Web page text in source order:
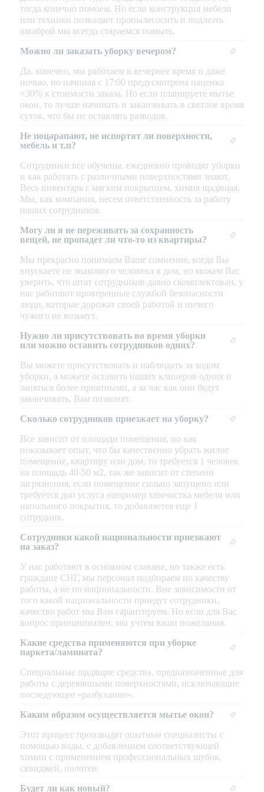
тогда конечно помоем. Но если конструкция мебели
или техники позволяет пропылесосить и подлезть
шваброй мы всегда стараемся помыть.
Можно ли заказать уборку вечером?
Да, конечно, мы работаем в вечернее время и даже
ночью, но начиная с 17:00 предусмотрена наценка
+30% к стоимости заказа. Но если планируете мытье
окон, то лучше начинать и заканчивать в светлое время
суток, что бы не оставлять разводов.
Не поцарапают, не испортят ли поверхности,
мебель и т.п?
Сотрудники все обучены, ежедневно проводят уборки
и как работать с различными поверхностями знают.
Весь инвентарь с мягким покрытием, химия щадящая.
Мы, как компания, несем ответственность за работу
наших сотрудников.
Могу ли я не переживать за сохранность
вещей, не пропадет ли что-то из квартиры?
Мы прекрасно понимаем Ваше сомнение, когда Вы
впускаете не знакомого человека в дом, но можем Вас
уверить, что штат сотрудников давно скомплектован, у
нас работают проверенные службой безопасности
люди, которые дорожат своей работой и ничего
чужого не возьмут.
Нужно ли присутствовать во время уборки
или можно оставить сотрудников одних?
Вы можете присутствовать и наблюдать за ходом
уборки, а можете оставить наших клинеров одних и
заняться более приятными, а за час как они будут
заканчивать, Вам позвонят.
Сколько сотрудников приезжает на уборку?
Все зависит от площади помещения, но как
показывает опыт, что бы качественно убрать жилое
помещение, квартиру или дом, то требуется 1 человек
на площадь 40-50 м2, так же зависит от степени
загрязнения, если помещение сильно запущено или
требуется доп услуга например химчистка мебели или
напольного покрытия, то добавляется еще 1
сотрудник.
Сотрудники какой национальности приезжают
на заказ?
У нас работают в основном славяне, но также есть
граждане СНГ, мы персонал подбираем по качеству
работы, а не по национальности. Вне зависимости от
того какой национальности приедут сотрудники,
качество работ мы Вам гарантируем. Но если для Вас
вопрос принципиален, мы учтем ваши пожелания.
Какие средства применяются при уборке
паркета/ламината?
Специальные щадящие средства, предназначенные для
работы с деревянными поверхностями, исключающие
последующее «разбухание».
Каким образом осуществляется мытье окон?
Этот процесс производят опытные специалисты с
помощью воды, с добавлением соответствующей
химии с применением профессиональных шубок,
сквиджей, полотен.
Будет ли как новый?